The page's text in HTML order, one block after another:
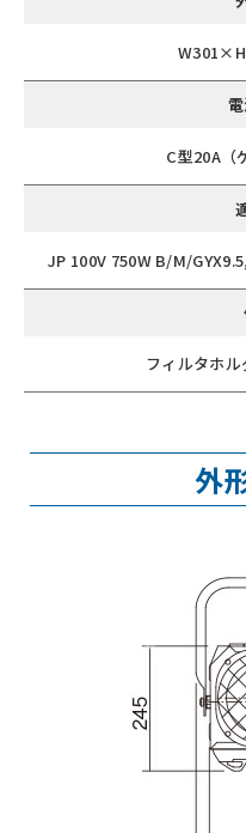
C型20A（
JP 100V 750W B/M/
フィルタホ
外